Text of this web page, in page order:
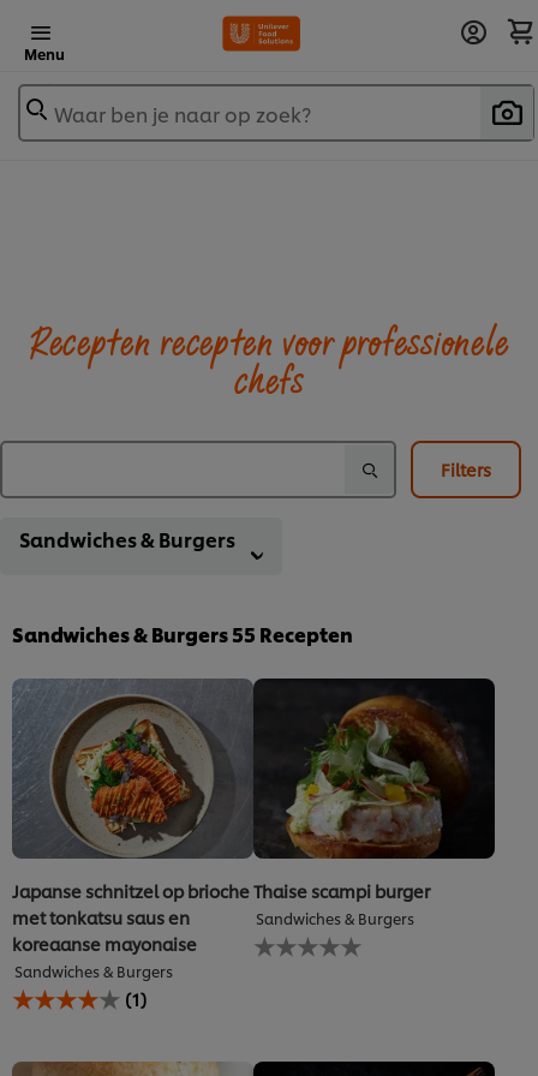
Menu
Waar ben je naar op zoek?
Recepten recepten voor professionele
chefs
Filters
Sandwiches & Burgers
Sandwiches & Burgers55 Recepten
Japanse schnitzel op brioche
met tonkatsu saus en
koreaanse mayonaise
Sandwiches & Burgers
De
gemiddelde
(1)
Thaise scampi burger
Sandwiches & Burgers
Geen
beoordelingen